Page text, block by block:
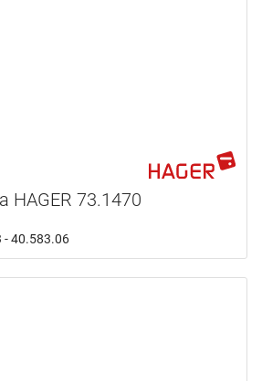
HAGER 73.1470
- 40.583.06